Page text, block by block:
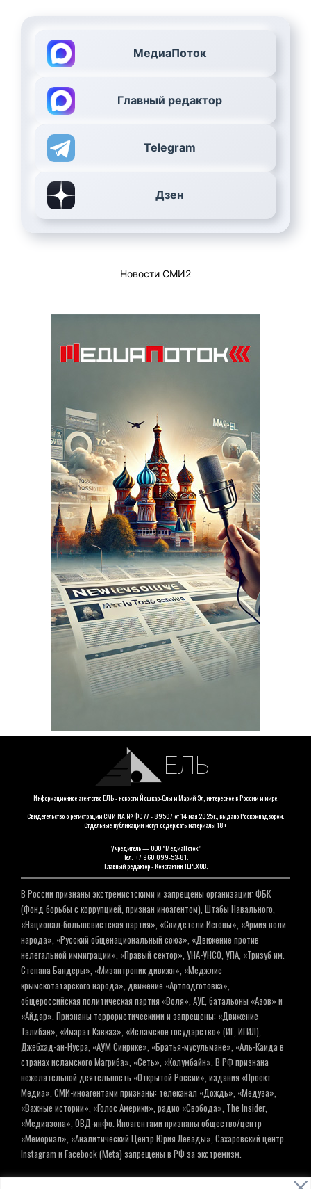
МедиаПоток
Главный редактор
Telegram
Дзен
Новости СМИ2
ЕЛЬ
Информационное агентство ЕЛЬ - новости Йошкар-Олы и Марий Эл, интересное в России и мире.
Свидетельство о регистрации СМИ ИА № ФС 77 - 89507 от 14 мая 2025г., выдано Роскомнадзором.
Отдельные публикации могут содержать материалы 18+
Учредитель — ООО "МедиаПоток"
Тел.: +7 960 099-53-81.
Главный редактор - Константин ТЕРЕХОВ.
В России признаны экстремистскими и запрещены организации: ФБК
(Фонд борьбы с коррупцией, признан иноагентом), Штабы Навального,
«Национал-большевистская партия», «Свидетели Иеговы», «Армия воли
народа», «Русский общенациональный союз», «Движение против
нелегальной иммиграции», «Правый сектор», УНА-УНСО, УПА, «Тризуб им.
Степана Бандеры», «Мизантропик дивижн», «Меджлис
крымскотатарского народа», движение «Артподготовка»,
общероссийская политическая партия «Воля», АУЕ, батальоны «Азов» и
«Айдар». Признаны террористическими и запрещены: «Движение
Талибан», «Имарат Кавказ», «Исламское государство» (ИГ, ИГИЛ),
Джебхад-ан-Нусра, «АУМ Синрике», «Братья-мусульмане», «Аль-Каида в
странах исламского Магриба», «Сеть», «Колумбайн». В РФ признана
нежелательной деятельность «Открытой России», издания «Проект
Медиа». СМИ-иноагентами признаны: телеканал «Дождь», «Медуза»,
«Важные истории», «Голос Америки», радио «Свобода», The Insider,
«Медиазона», ОВД-инфо. Иноагентами признаны общество/центр
«Мемориал», «Аналитический Центр Юрия Левады», Сахаровский центр.
Instagram и Facebook (Metа) запрещены в РФ за экстремизм.